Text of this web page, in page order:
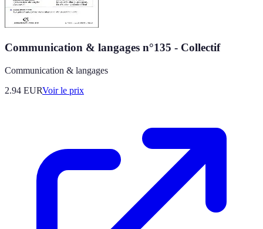
Communication & langages n°135 - Collectif
Communication & langages
2.94 EURVoir le prix